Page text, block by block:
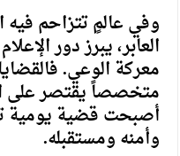
وفي عالمٍ تتزاحم فيه
العابر، يبرز دور
معركة الوعي.
متخصصاً يقتصر على
أصبحت قضية يومية
وأمنه ومستقبله.